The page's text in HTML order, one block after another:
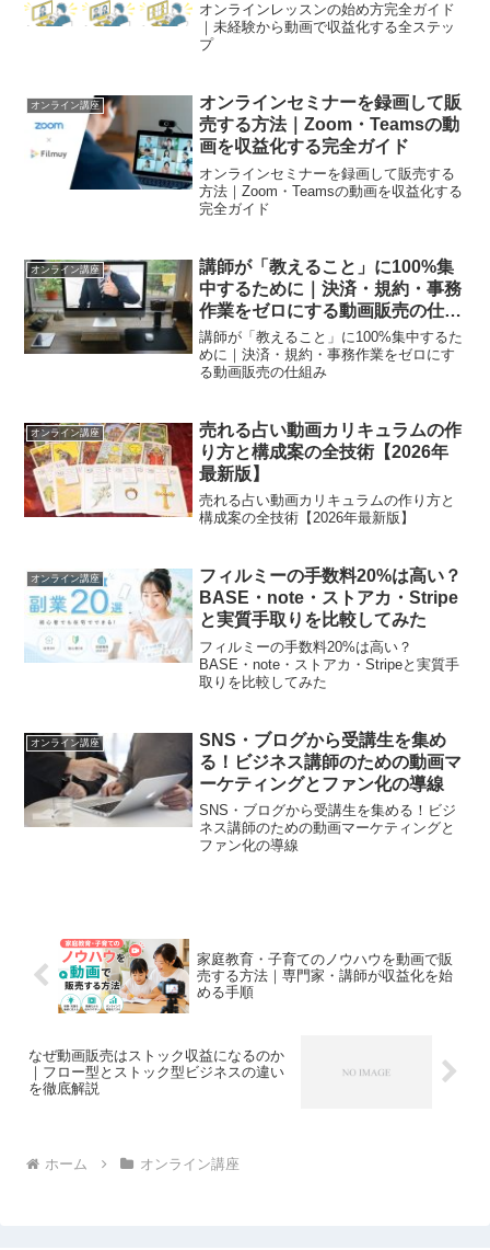
オンラインレッスンの始め方完全ガイド
｜未経験から動画で収益化する全ステッ
プ
オンライン講座
オンラインセミナーを録画して販
売する方法｜Zoom・Teamsの動
画を収益化する完全ガイド
オンラインセミナーを録画して販売する
方法｜Zoom・Teamsの動画を収益化する
完全ガイド
オンライン講座
講師が「教えること」に100%集
中するために｜決済・規約・事務
作業をゼロにする動画販売の仕組
み
講師が「教えること」に100%集中するた
めに｜決済・規約・事務作業をゼロにす
る動画販売の仕組み
オンライン講座
売れる占い動画カリキュラムの作
り方と構成案の全技術【2026年
最新版】
売れる占い動画カリキュラムの作り方と
構成案の全技術【2026年最新版】
オンライン講座
フィルミーの手数料20%は高い？
BASE・note・ストアカ・Stripe
と実質手取りを比較してみた
フィルミーの手数料20%は高い？
BASE・note・ストアカ・Stripeと実質手
取りを比較してみた
オンライン講座
SNS・ブログから受講生を集め
る！ビジネス講師のための動画マ
ーケティングとファン化の導線
SNS・ブログから受講生を集める！ビジ
ネス講師のための動画マーケティングと
ファン化の導線
家庭教育・子育てのノウハウを動画で販
売する方法｜専門家・講師が収益化を始
める手順
なぜ動画販売はストック収益になるのか
｜フロー型とストック型ビジネスの違い
を徹底解説
ホーム オンライン講座